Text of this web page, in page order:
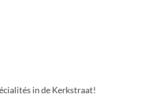
in de Kerkstraat!